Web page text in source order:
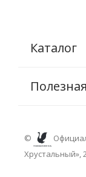
Каталог
©
Хрустальный»,